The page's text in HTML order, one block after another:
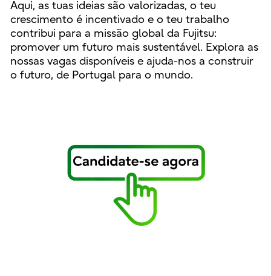
Aqui, as tuas ideias são valorizadas, o teu
crescimento é incentivado e o teu trabalho
contribui para a missão global da Fujitsu:
promover um futuro mais sustentável. Explora as
nossas vagas disponíveis e ajuda-nos a construir
o futuro, de Portugal para o mundo.